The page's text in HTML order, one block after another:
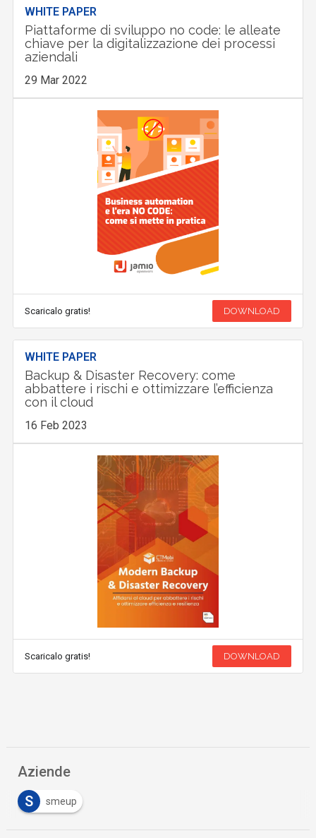
WHITE PAPER
Piattaforme di sviluppo no code: le alleate
chiave per la digitalizzazione dei processi
aziendali
29 Mar 2022
Scaricalo gratis! DOWNLOAD
WHITE PAPER
Backup & Disaster Recovery: come
abbattere i rischi e ottimizzare l’efficienza
con il cloud
16 Feb 2023
Scaricalo gratis! DOWNLOAD
Aziende
S
smeup